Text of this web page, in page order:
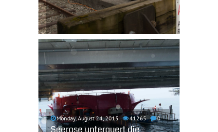
Monday, August 24, 2015 41265 0